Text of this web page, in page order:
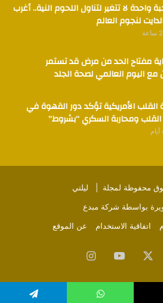
واحدة لا تتغير لتناول اللحوم النية.. أغرب
لنجوم العالم
مفتاح الحد من مرض قد تستمر
مع اليوم العالمي لصحة الجلد
الأمريكية تؤكد دور القهوة في
ومحاربة السكري “بشروط”
محفوظة لمجلة | ليلتي
بواسطة شركة مبدع
اتفاقية الاستخدام عن الموقع
‫YouTubeانستقرام